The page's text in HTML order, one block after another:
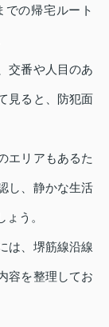
の帰宅ルート
交番や人目のあ
見ると、防犯面
エリアもあるた
し、静かな生活
う。
は、堺筋線沿線
容を整理してお